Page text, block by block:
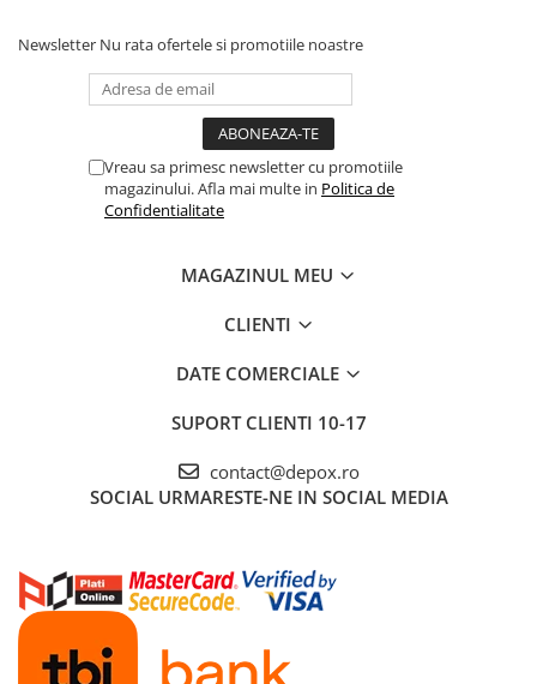
Newsletter Nu rata ofertele si promotiile noastre
Vreau sa primesc newsletter cu promotiile
magazinului. Afla mai multe in Politica de
Confidentialitate
MAGAZINUL MEU
CLIENTI
DATE COMERCIALE
SUPORT CLIENTI 10-17
contact@depox.ro
SOCIAL URMARESTE-NE IN SOCIAL MEDIA